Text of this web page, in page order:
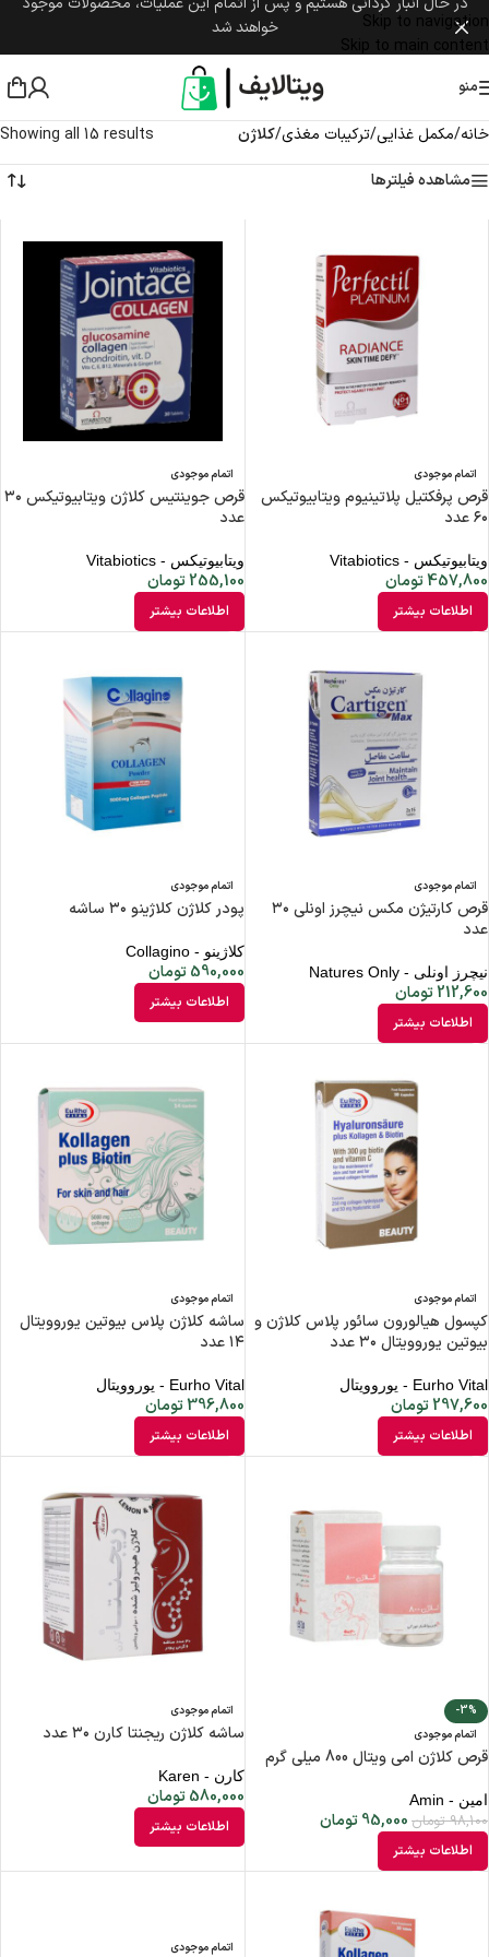
Skip to navigation
Skip to main content
خواهند شد
منو
خانه/مکمل غذایی/ترکیبات مغذی/کلاژن
Showing all 15 results
مشاهده فیلترها
اتمام موجودی
قرص پرفکتیل پلاتینیوم ویتابیوتیکس
۶۰ عدد
ویتابیوتیکس - Vitabiotics
457,800تومان
اطلاعات بیشتر
اتمام موجودی
قرص جوینتیس کلاژن ویتابیوتیکس ۳۰
عدد
ویتابیوتیکس - Vitabiotics
255,100 تومان
اطلاعات بیشتر
اتمام موجودی
قرص کارتیژن مکس نیچرز اونلی ۳۰
عدد
نیچرز اونلی - Natures Only
212,600تومان
اطلاعات بیشتر
اتمام موجودی
پودر کلاژن کلاژینو ۳۰ ساشه
کلاژینو - Collagino
590,000 تومان
اطلاعات بیشتر
اتمام موجودی
کپسول هیالورون سائور پلاس کلاژن و
بیوتین یوروویتال ۳۰ عدد
Eurho Vital - یوروویتال
297,600تومان
اطلاعات بیشتر
اتمام موجودی
ساشه کلاژن پلاس بیوتین یوروویتال
۱۴ عدد
Eurho Vital - یوروویتال
396,800 تومان
اطلاعات بیشتر
-3%
اتمام موجودی
قرص کلاژن امی ویتال 800 میلی گرم
امین - Amin
98,100 تومان 95,000تومان
اطلاعات بیشتر
اتمام موجودی
ساشه کلاژن ریجنتا کارن ۳۰ عدد
کارن - Karen
580,000 تومان
اطلاعات بیشتر
اتمام موجودی